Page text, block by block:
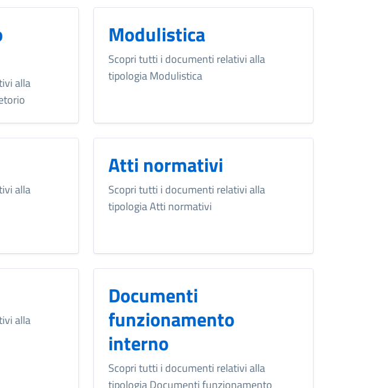
alla
Modulistica
Scopri tutti i documenti relativi alla
tipologia Modulistica
alla
Atti normativi
Scopri tutti i documenti relativi alla
tipologia Atti normativi
alla
Documenti
funzionamento
interno
Scopri tutti i documenti relativi alla
tipologia Documenti funzionamento